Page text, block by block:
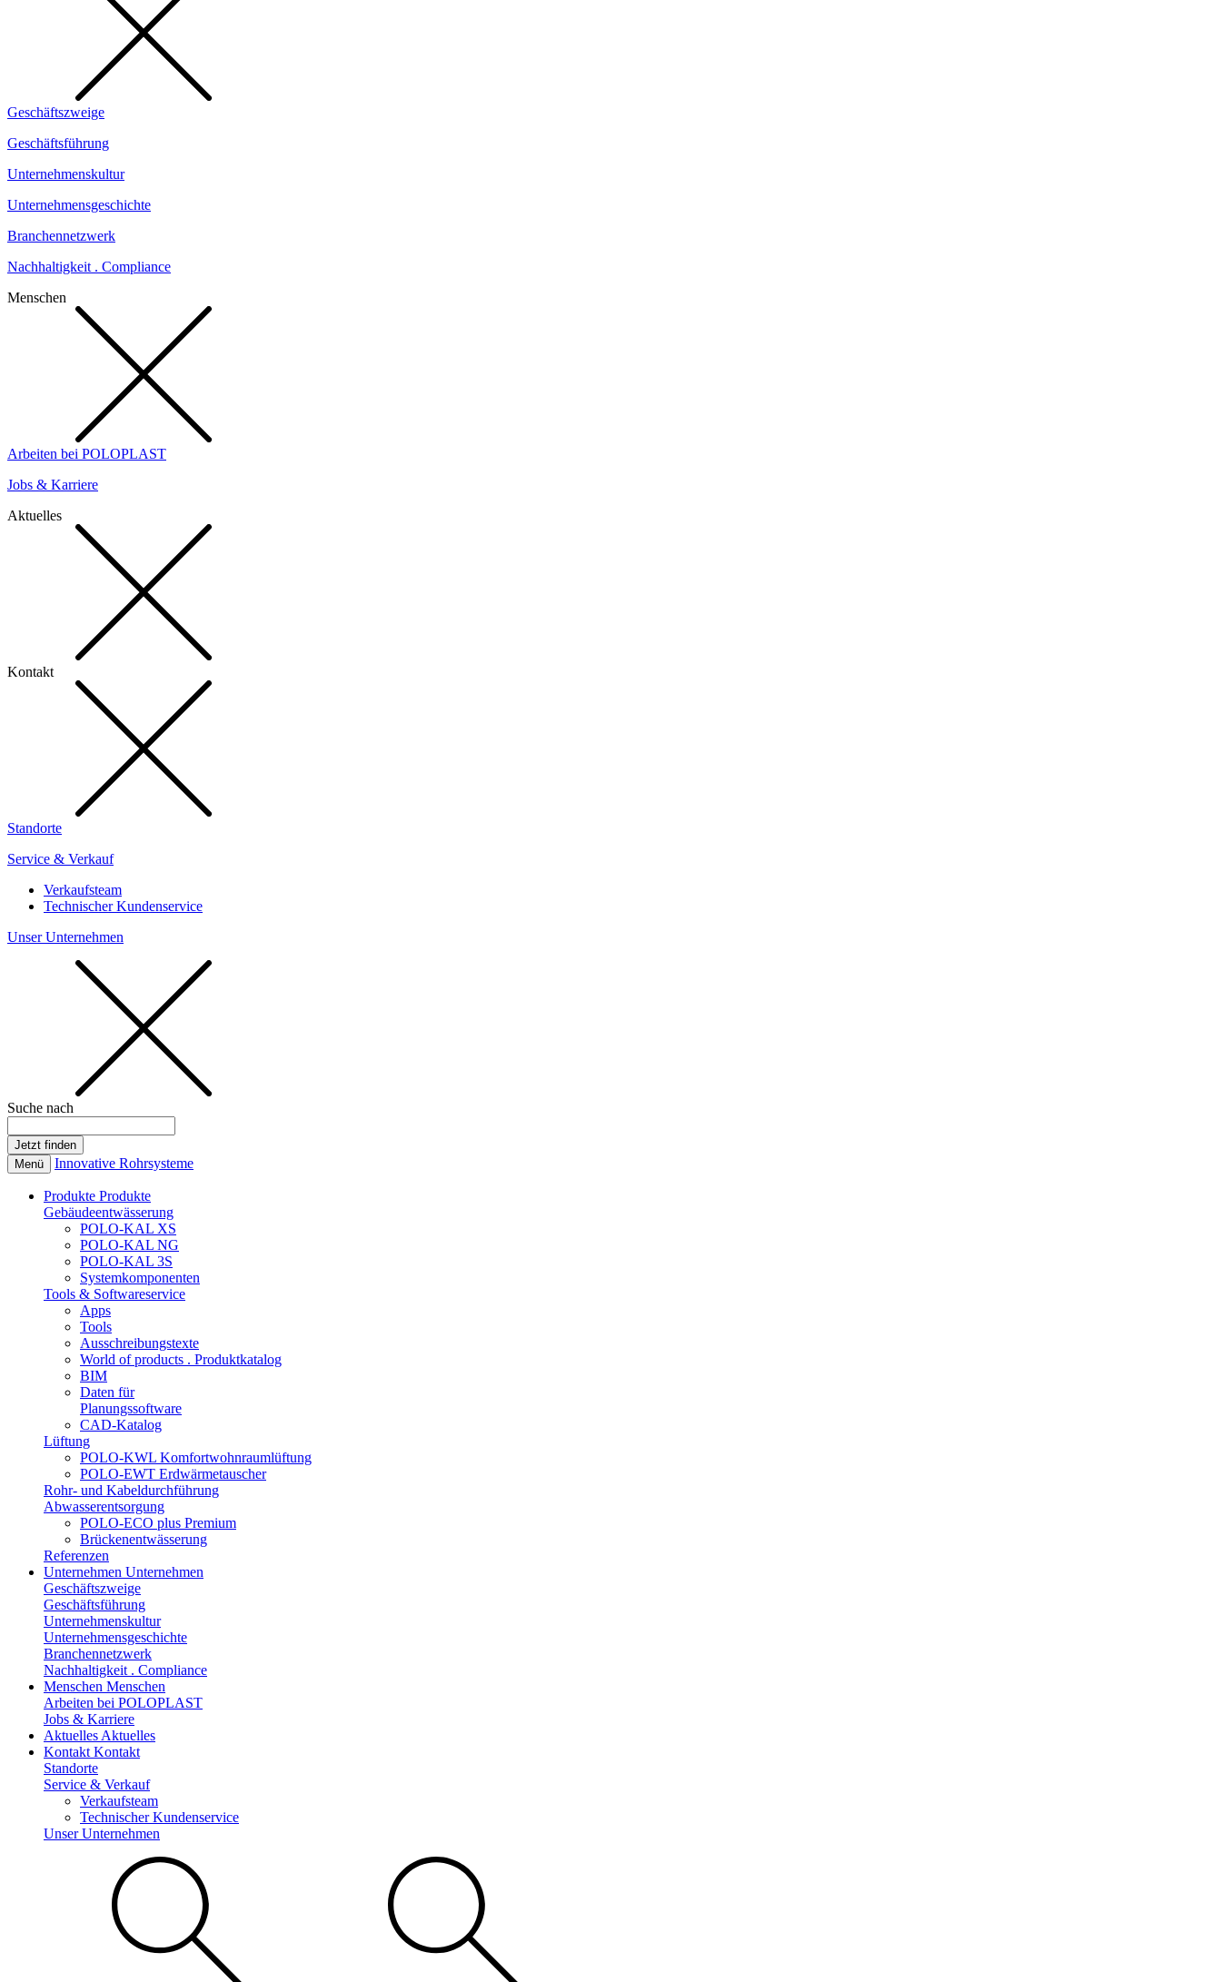
Geschäftszweige
Geschäftsführung
Unternehmenskultur
Unternehmensgeschichte
Branchennetzwerk
Nachhaltigkeit . Compliance
Menschen
Arbeiten bei POLOPLAST
Jobs & Karriere
Aktuelles
Kontakt
Standorte
Service & Verkauf
Verkaufsteam
Technischer Kundenservice
Unser Unternehmen
Suche nach
Menü Innovative Rohrsysteme
Produkte Produkte
Gebäudeentwässerung
POLO-KAL XS
POLO-KAL NG
POLO-KAL 3S
Systemkomponenten
Tools & Softwareservice
Apps
Tools
Ausschreibungstexte
World of products . Produktkatalog
BIM
Daten für
Planungssoftware
CAD-Katalog
Lüftung
POLO-KWL Komfortwohnraumlüftung
POLO-EWT Erdwärmetauscher
Rohr- und Kabeldurchführung
Abwasserentsorgung
POLO-ECO plus Premium
Brückenentwässerung
Referenzen
Unternehmen Unternehmen
Geschäftszweige
Geschäftsführung
Unternehmenskultur
Unternehmensgeschichte
Branchennetzwerk
Nachhaltigkeit . Compliance
Menschen Menschen
Arbeiten bei POLOPLAST
Jobs & Karriere
Aktuelles Aktuelles
Kontakt Kontakt
Standorte
Service & Verkauf
Verkaufsteam
Technischer Kundenservice
Unser Unternehmen